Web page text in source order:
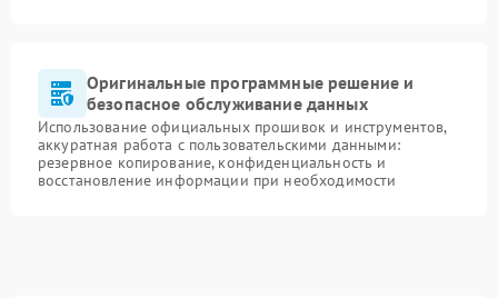
Оригинальные программные решение и
безопасное обслуживание данных
Использование официальных прошивок и инструментов,
аккуратная работа с пользовательскими данными:
резервное копирование, конфиденциальность и
восстановление информации при необходимости